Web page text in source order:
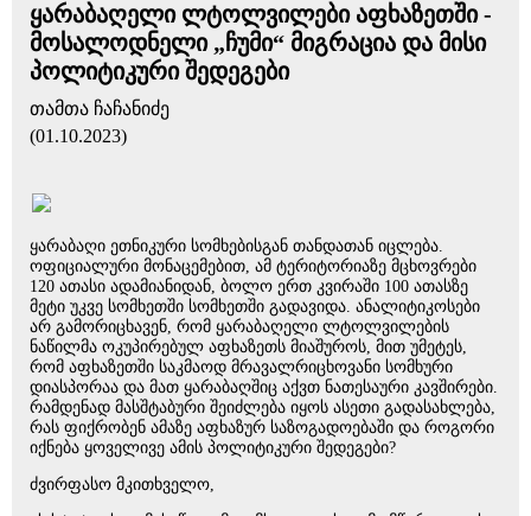
ყარაბაღელი ლტოლვილები აფხაზეთში -
მოსალოდნელი „ჩუმი“ მიგრაცია და მისი
პოლიტიკური შედეგები
თამთა ჩაჩანიძე
(01.10.2023)
ყარაბაღი ეთნიკური სომხებისგან თანდათან იცლება.
ოფიციალური მონაცემებით, ამ ტერიტორიაზე მცხოვრები
120 ათასი ადამიანიდან, ბოლო ერთ კვირაში 100 ათასზე
მეტი უკვე სომხეთში სომხეთში გადავიდა. ანალიტიკოსები
არ გამორიცხავენ, რომ ყარაბაღელი ლტოლვილების
ნაწილმა ოკუპირებულ აფხაზეთს მიაშუროს, მით უმეტეს,
რომ აფხაზეთში საკმაოდ მრავალრიცხოვანი სომხური
დიასპორაა და მათ ყარაბაღშიც აქვთ ნათესაური კავშირები.
რამდენად მასშტაბური შეიძლება იყოს ასეთი გადასახლება,
რას ფიქრობენ ამაზე აფხაზურ საზოგადოებაში და როგორი
იქნება ყოველივე ამის პოლიტიკური შედეგები?
ძვირფასო მკითხველო,